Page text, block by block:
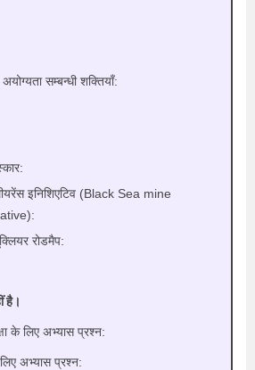
सम्बन्धी शक्तियाँ:
इनिशिएटिव (Black Sea mine
रोडमैप:
है।
के लिए अभ्यास प्रश्न:
अभ्यास प्रश्न: